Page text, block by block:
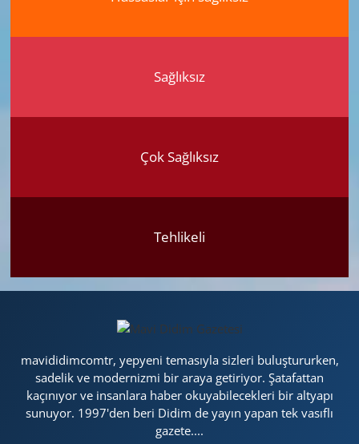
Sağlıksız
Çok Sağlıksız
Tehlikeli
mavididimcomtr, yepyeni temasıyla sizleri buluştururken,
sadelik ve modernizmi bir araya getiriyor. Şatafattan
kaçınıyor ve insanlara haber okuyabilecekleri bir altyapı
sunuyor. 1997'den beri Didim de yayın yapan tek vasıflı
gazete....